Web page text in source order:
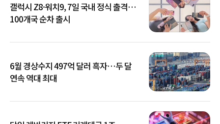
갤럭시 Z8·워치9, 7일 국내 정식 출격…
100개국 순차 출시
6월 경상수지 497억 달러 흑자…두 달
연속 역대 최대